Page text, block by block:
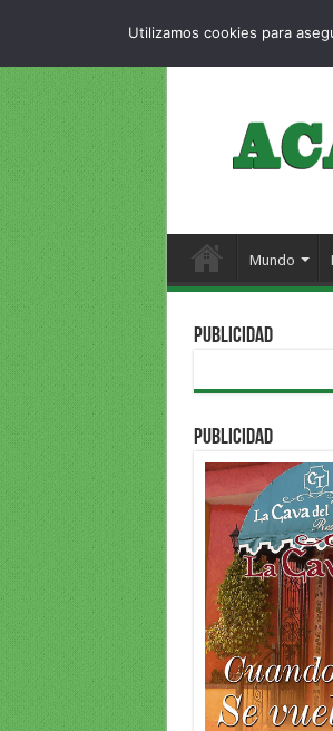
Mundo
PUBLICIDAD
PUBLICIDAD
Utilizamos cookies para